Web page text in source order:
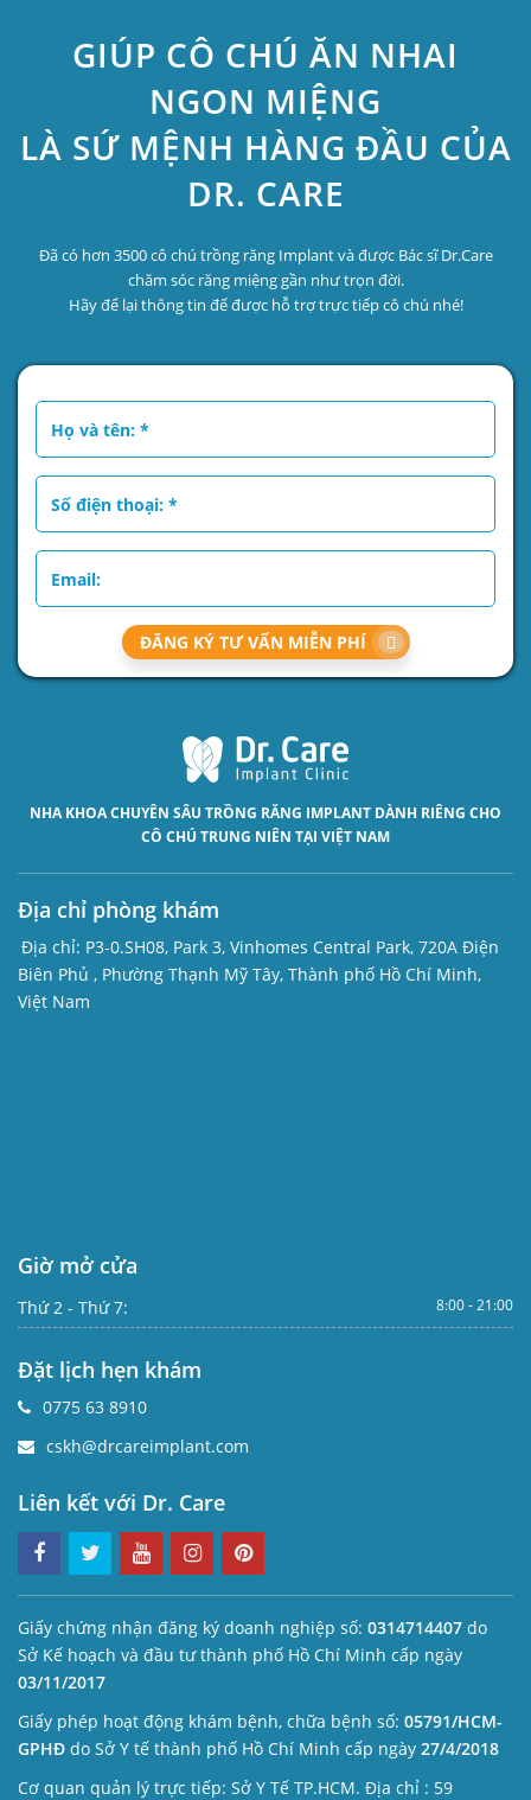
GIÚP CÔ CHÚ ĂN NHAI
NGON MIỆNG
LÀ SỨ MỆNH HÀNG ĐẦU CỦA
DR. CARE
Đã có hơn 3500 cô chú trồng răng Implant và được Bác sĩ Dr.Care
chăm sóc răng miệng gần như trọn đời.
Hãy để lại thông tin để được hỗ trợ trực tiếp cô chú nhé!
ĐĂNG KÝ TƯ VẤN MIỄN PHÍ
NHA KHOA CHUYÊN SÂU TRỒNG RĂNG IMPLANT DÀNH RIÊNG CHO
CÔ CHÚ TRUNG NIÊN TẠI VIỆT NAM
Địa chỉ phòng khám
Địa chỉ: P3-0.SH08, Park 3, Vinhomes Central Park, 720A Điện
Biên Phủ , Phường Thạnh Mỹ Tây, Thành phố Hồ Chí Minh,
Việt Nam
Giờ mở cửa
Thứ 2 - Thứ 7: 8:00 - 21:00
Đặt lịch hẹn khám
0775 63 8910
cskh@drcareimplant.com
Liên kết với Dr. Care
Giấy chứng nhận đăng ký doanh nghiệp số: 0314714407 do
Sở Kế hoạch và đầu tư thành phố Hồ Chí Minh cấp ngày
03/11/2017
Giấy phép hoạt động khám bệnh, chữa bệnh số: 05791/HCM-
GPHĐ do Sở Y tế thành phố Hồ Chí Minh cấp ngày 27/4/2018
Cơ quan quản lý trực tiếp: Sở Y Tế TP.HCM. Địa chỉ : 59